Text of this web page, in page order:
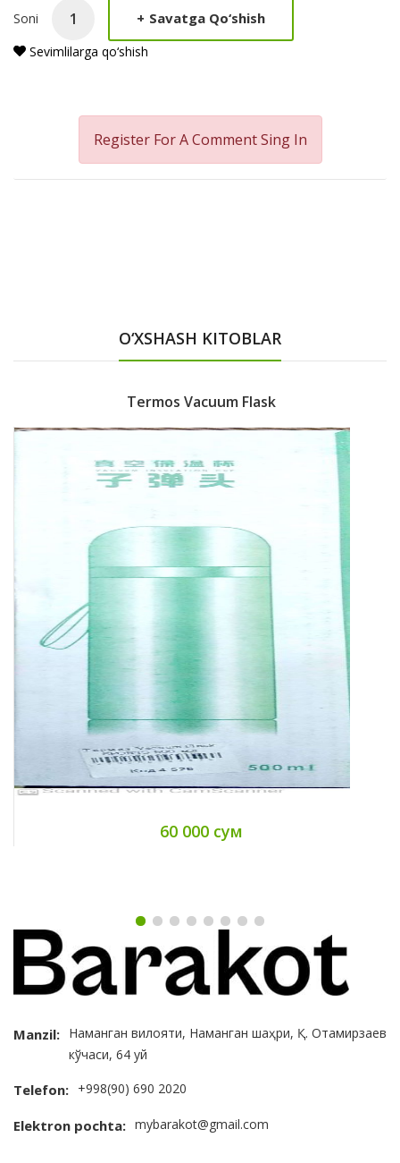
Soni + Savatga Qo‘shish
Sevimlilarga qo‘shish
Register For A CommentSing In
O‘XSHASH KITOBLAR
Termos Vacuum Flask
60 000 сум
Manzil: Наманган вилояти, Наманган шаҳри, Қ. Отамирзаев
кўчаси, 64 уй
Telefon: +998(90) 690 2020
Elektron pochta: mybarakot@gmail.com